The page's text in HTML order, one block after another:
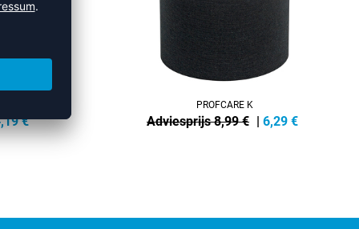
€
PROFCARE K
Adviesprijs 8,99 € 6,29 €